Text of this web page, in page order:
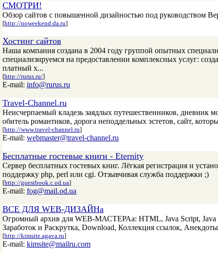
СМОТРИ!
Обзор сайтов с повышенной дизайностью под руководством
[http://noweekend.da.ru]
Хостинг сайтов
Наша компания создана в 2004 году группой опытных
специализируемся на предоставлении комплексных услуг:
платный х...
[http://rurus.ru/]
E-mail: info@rurus.ru
Travel-Channel.ru
Неисчерпаемый кладезь заядлых путешественников, дневник
обитель романтиков, дорога неподдельных эстетов, сайт,
[http://www.travel-channel.ru]
E-mail: webmaster@travel-channel.ru
Бесплатные гостевые книги - Eternity
Сервер бесплатных гостевых книг. Лёгкая регистрация и
поддержку php, perl или cgi. Отзывчивая служба поддержки ;)
[http://guestbook.c.od.ua]
E-mail: fog@mail.od.ua
ВСЕ ДЛЯ WEB-ДИЗАЙНа
Огромный архив для WEB-МАСТЕРАа: HTML, Java Script,
Заработок и Раскрутка, Download, Коллекция ссылок,
[http://kimsite.agava.ru]
E-mail: kimsite@mailru.com